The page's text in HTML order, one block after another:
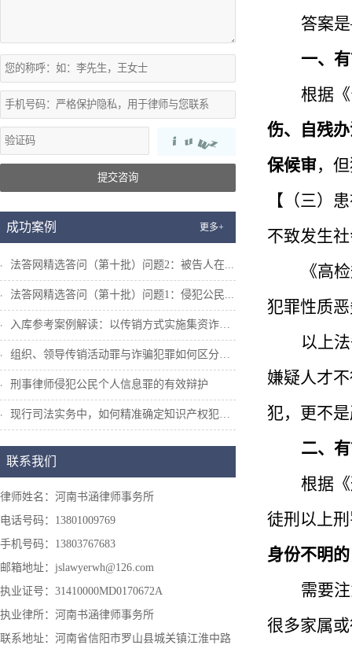
提交咨询
成功案例 更多+
法答网精选答问（第十批）问题2：被告人在...
法答网精选答问（第十批）问题1：侵犯公民...
入库参考案例解读：以传销方式实施集资诈骗...
组织、领导传销活动罪与诈骗犯罪如何区分和...
刑事律师侵犯公民个人信息罪的有效辩护
现行司法实务中，如何精准确定知识产权犯罪...
联系我们
律师姓名：河南书涵律师事务所
电话号码：13801009769
手机号码：13803767683
邮箱地址：jslawyerwh@126.com
执业证号：31410000MD0170672A
执业律所：河南书涵律师事务所
联系地址：河南省信阳市罗山县城关镇江淮中路
答案是
一、
根据
伤、自残
保候审，
【（三）
不致发生
《高
犯罪性质
以上
嫌疑人才
犯，更不
二、
根据
徒刑以上
身份不明
需要
很多家属